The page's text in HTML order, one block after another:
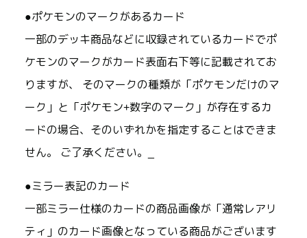
●ポケモンのマークがあるカード
一部のデッキ商品などに収録されているカードでポ
ケモンのマークがカード表面右下等に記載されてお
りますが、 そのマークの種類が「ポケモンだけのマ
ーク」と「ポケモン+数字のマーク」が存在するカ
ードの場合、そのいずれかを指定することはできま
せん。 ご了承ください。_
●ミラー表記のカード
一部ミラー仕様のカードの商品画像が「通常レアリ
ティ」のカード画像となっている商品がございます